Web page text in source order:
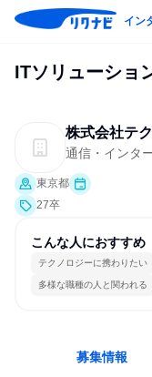
イン
ITソリューショ
株式会社テ
通信・インタ
東京都
27卒
こんな人におすすめ
テクノロジーに携わりたい
多様な職種の人と関われる
募集情報